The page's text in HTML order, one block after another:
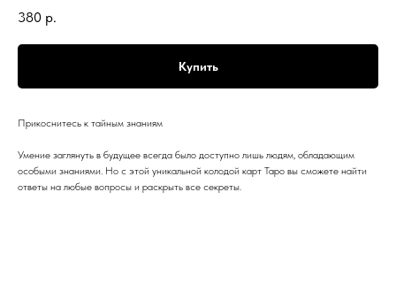
380 р.
Купить
Прикоснитесь к тайным знаниям
Умение заглянуть в будущее всегда было доступно лишь людям, обладающим
особыми знаниями. Но с этой уникальной колодой карт Таро вы сможете найти
ответы на любые вопросы и раскрыть все секреты.